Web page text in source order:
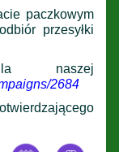
paczkowym
przesyłki
naszej
2684